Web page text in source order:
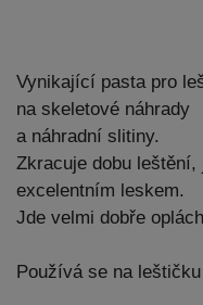
Vynikající pasta pro
na skeletové náhrady
a náhradní slitiny.
Zkracuje dobu
excelentním leskem.
Jde velmi dobře
Používá se na